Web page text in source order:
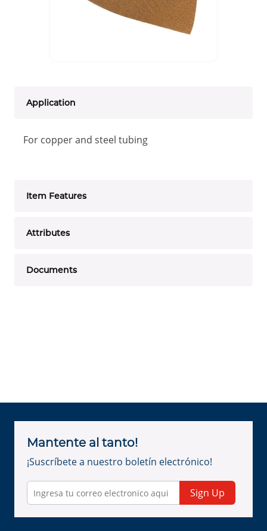
Application
For copper and steel tubing
Item Features
Attributes
Documents
Mantente al tanto!
¡Suscríbete a nuestro boletín electrónico!
Sign Up